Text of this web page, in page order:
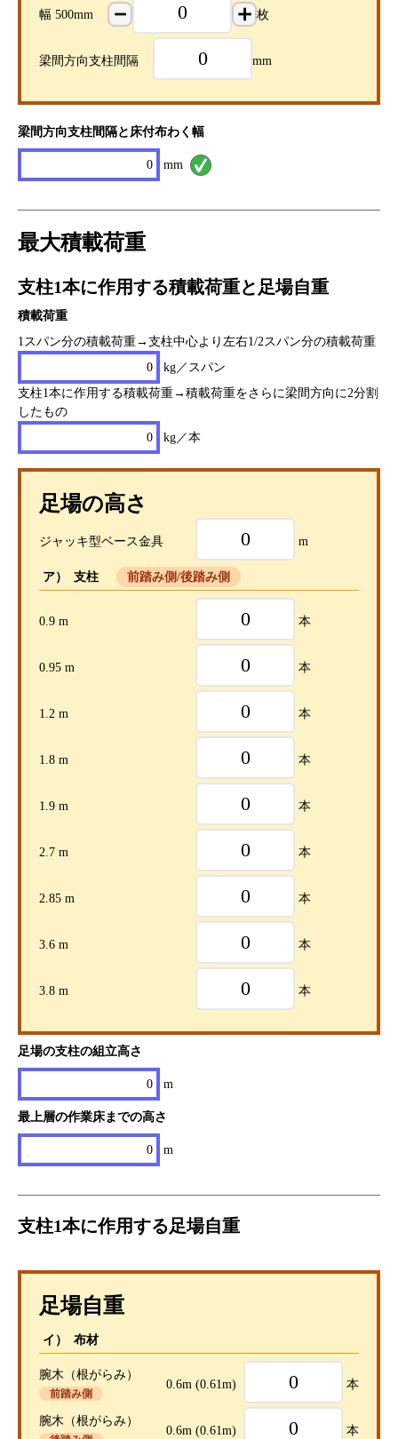
幅 500mm － ＋枚
梁間方向支柱間隔 mm
梁間方向支柱間隔と床付布わく幅
0 mm
最大積載荷重
支柱1本に作用する積載荷重と足場自重
積載荷重
1スパン分の積載荷重→支柱中心より左右1/2スパン分の積載荷重
0
kg／スパン
支柱1本に作用する積載荷重→積載荷重をさらに梁間方向に2分割
したもの
0
kg／本
足場の高さ
ジャッキ型ベース金具 m
ア） 支柱 前踏み側/後踏み側
0.9 m 本
0.95 m 本
1.2 m 本
1.8 m 本
1.9 m 本
2.7 m 本
2.85 m 本
3.6 m 本
3.8 m 本
足場の支柱の組立高さ
0 m
最上層の作業床までの高さ
0 m
支柱1本に作用する足場自重
足場自重
イ） 布材
腕木（根がらみ）
前踏み側
0.6m (0.61m) 本
腕木（根がらみ）
0.6m (0.61m) 本